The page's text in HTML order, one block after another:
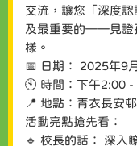
交流，讓您「深度
及最重要的——見證
樣。
📅 日期： 2025年9
🕙 時間：下午2:00 -
📍 地點：青衣長安
活動亮點搶先看：
🔹 校長的話： 深入